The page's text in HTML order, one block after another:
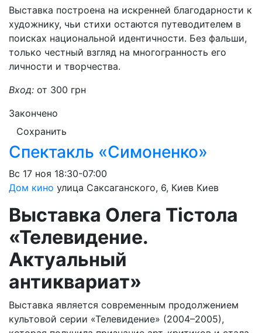
Выставка построена на искренней благодарности к
художнику, чьи стихи остаются путеводителем в
поисках национальной идентичности. Без фальши,
только честный взгляд на многогранность его
личности и творчества.
Вход: от 300 грн
Закончено
Сохранить
Спектакль «Симоненко»
Вс 17 ноя 18:30-07:00
Дом кино улица Саксаганского, 6, Киев Киев
Выставка Олега Тістола
«Телевидение.
Актуальный
антиквариат»
Выставка является современным продолжением
культовой серии «Телевидение» (2004–2005),